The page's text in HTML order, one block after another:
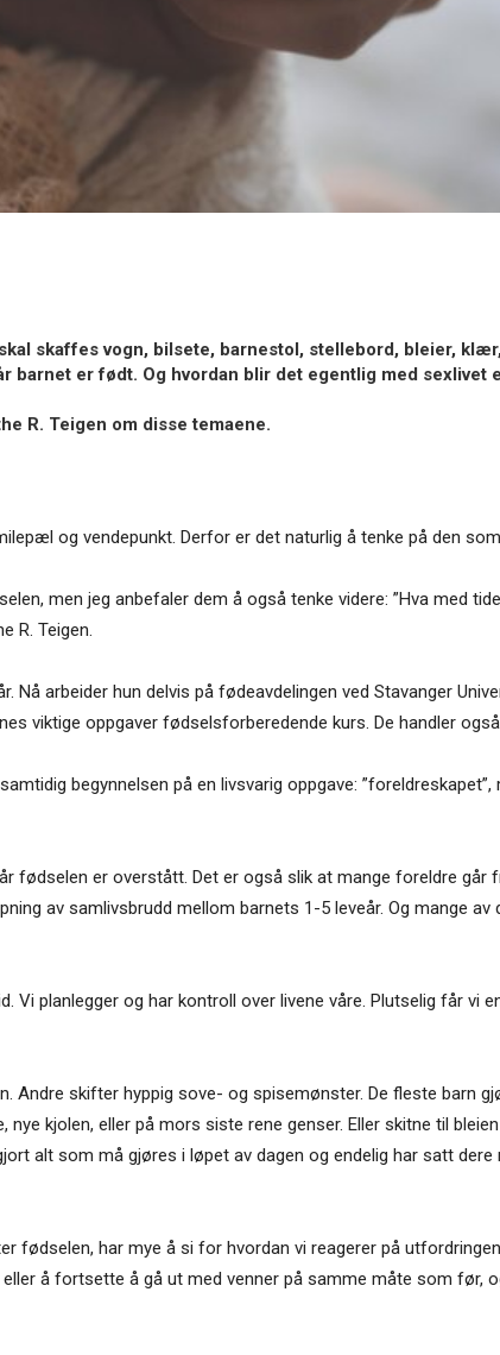
skaffes vogn, bilsete, barnestol, stellebord, bleier,
barnet er født. Og hvordan blir det egentlig med sexlivet
R. Teigen om disse temaene.
og vendepunkt. Derfor er det naturlig å tenke på den
men jeg anbefaler dem å også tenke videre: ”Hva med
R. Teigen.
Nå arbeider hun delvis på fødeavdelingen ved Stavanger
viktige oppgaver fødselsforberedende kurs. De handler
begynnelsen på en livsvarig oppgave: ”foreldreskapet”,
fødselen er overstått. Det er også slik at mange foreldre
av samlivsbrudd mellom barnets 1-5 leveår. Og mange
Vi planlegger og har kontroll over livene våre. Plutselig får vi
Andre skifter hyppig sove- og spisemønster. De fleste barn
nye kjolen, eller på mors siste rene genser. Eller skitne til
alt som må gjøres i løpet av dagen og endelig har satt
fødselen, har mye å si for hvordan vi reagerer på
å fortsette å gå ut med venner på samme måte som før,